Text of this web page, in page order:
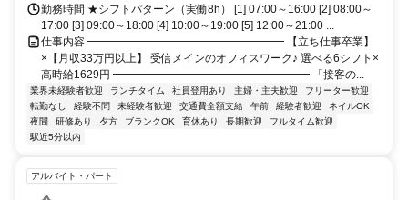
勤務時間 ★シフトパターン（実働8h） [1] 07:00～16:00 [2] 08:00～
17:00 [3] 09:00～18:00 [4] 10:00～19:00 [5] 12:00～21:00 ...
仕事内容 ━━━━━━━━━━━━━━━━━━ 【立ち仕事卒業】
×【月収33万円以上】 受信メインのオフィスワーク♪ 選べる6シフト×
高時給1629円 ━━━━━━━━━━━━━━━━━━ 「接客の...
業界未経験者歓迎 ランチタイム 社員登用あり 主婦・主夫歓迎
フリーター歓迎
転勤なし
経験不問 未経験者歓迎 交通費全額支給 午前 経験者歓迎
ネイルOK
夜間
研修あり 夕方 ブランクOK 育休あり 長期歓迎
フルタイム歓迎
駅近5分以内
アルバイト・パート